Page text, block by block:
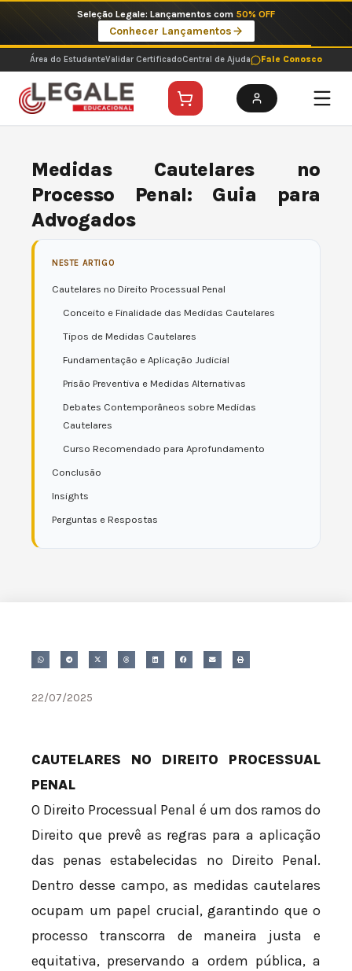
o
conteúdo
Imperdíveis no Pix: Pós Selecionadas a 199 reais no pix em parcela única
Ver ofertas
Área do EstudanteValidar CertificadoCentral de Ajuda Fale Conosco
Medidas Cautelares no
Processo Penal: Guia para
Advogados
NESTE ARTIGO
Cautelares no Direito Processual Penal
Conceito e Finalidade das Medidas Cautelares
Tipos de Medidas Cautelares
Fundamentação e Aplicação Judicial
Prisão Preventiva e Medidas Alternativas
Debates Contemporâneos sobre Medidas
Cautelares
Curso Recomendado para Aprofundamento
Conclusão
Insights
Perguntas e Respostas
22/07/2025
CAUTELARES NO DIREITO PROCESSUAL
PENAL
O Direito Processual Penal é um dos ramos do
Direito que prevê as regras para a aplicação
das penas estabelecidas no Direito Penal.
Dentro desse campo, as medidas cautelares
ocupam um papel crucial, garantindo que o
processo transcorra de maneira justa e
equitativa, preservando a ordem pública, a